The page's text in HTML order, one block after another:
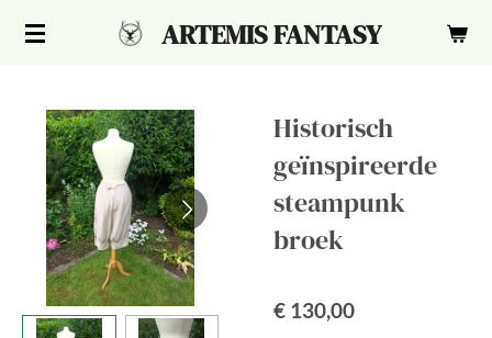
Ga
hoofdinhoud
ARTEMIS FANTASY
Historisch
geïnspireerde
steampunk
broek
€ 130,00